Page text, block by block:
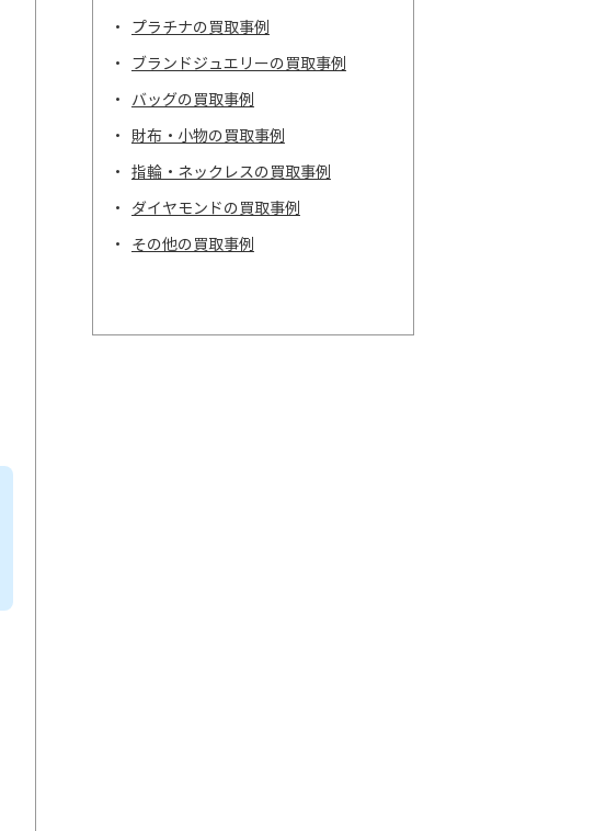
プラチナの買取事例
ブランドジュエリーの買取事例
バッグの買取事例
財布・小物の買取事例
指輪・ネックレスの買取事例
ダイヤモンドの買取事例
その他の買取事例